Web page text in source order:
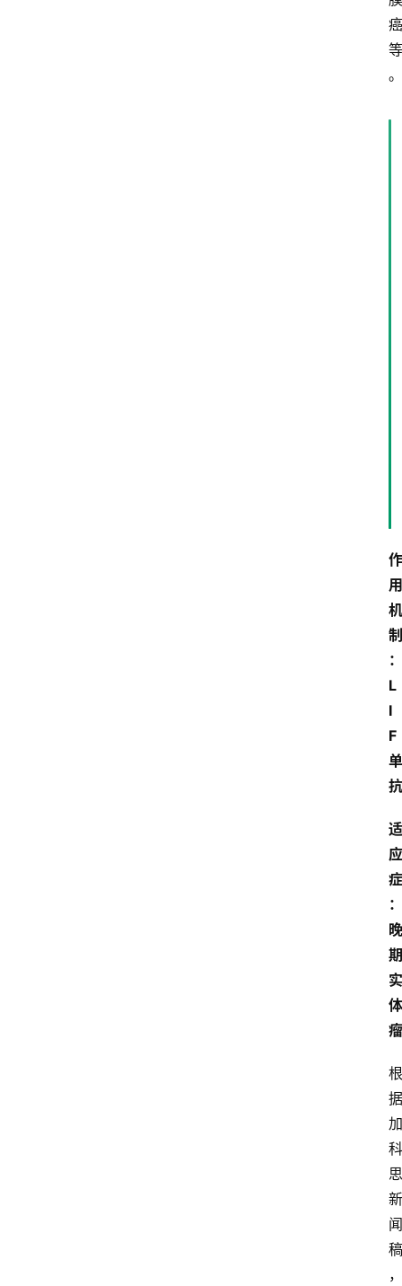
癌
等
。
作
用
机
制
：
L
I
F
单
抗
适
应
症
：
晚
期
实
体
瘤
根
据
加
科
思
新
闻
稿
，